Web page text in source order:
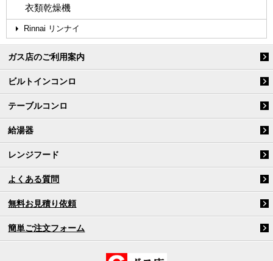
衣類乾燥機
Rinnai リンナイ
ガス店のご利用案内
ビルトインコンロ
テーブルコンロ
給湯器
レンジフード
よくある質問
無料お見積り依頼
簡単ご注文フォーム